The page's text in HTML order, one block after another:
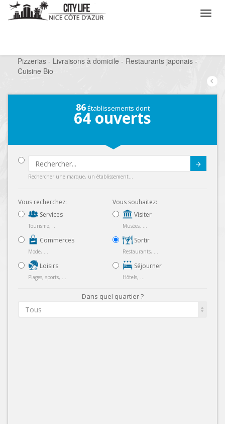
Pizzerias - Livraisons à domicile - Restaurants japonais -
Cuisine Bio
86Établissements dont
64 ouverts
Rechercher une marque, un établissement...
Vous recherchez:
Services
Tourisme, ...
Commerces
Mode, ...
Loisirs
Plages, sports, ...
Vous souhaitez:
Visiter
Musées, ...
Sortir
Restaurants, ...
Séjourner
Hôtels, ...
Dans quel quartier ?
Tous